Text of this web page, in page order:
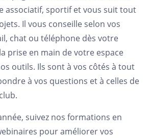
associatif, sportif et vous suit tout
Il vous conseille selon vos
chat ou téléphone dès votre
prise en main de votre espace
outils. Ils sont à vos côtés à tout
à vos questions et à celles de
suivez nos formations en
pour améliorer vos